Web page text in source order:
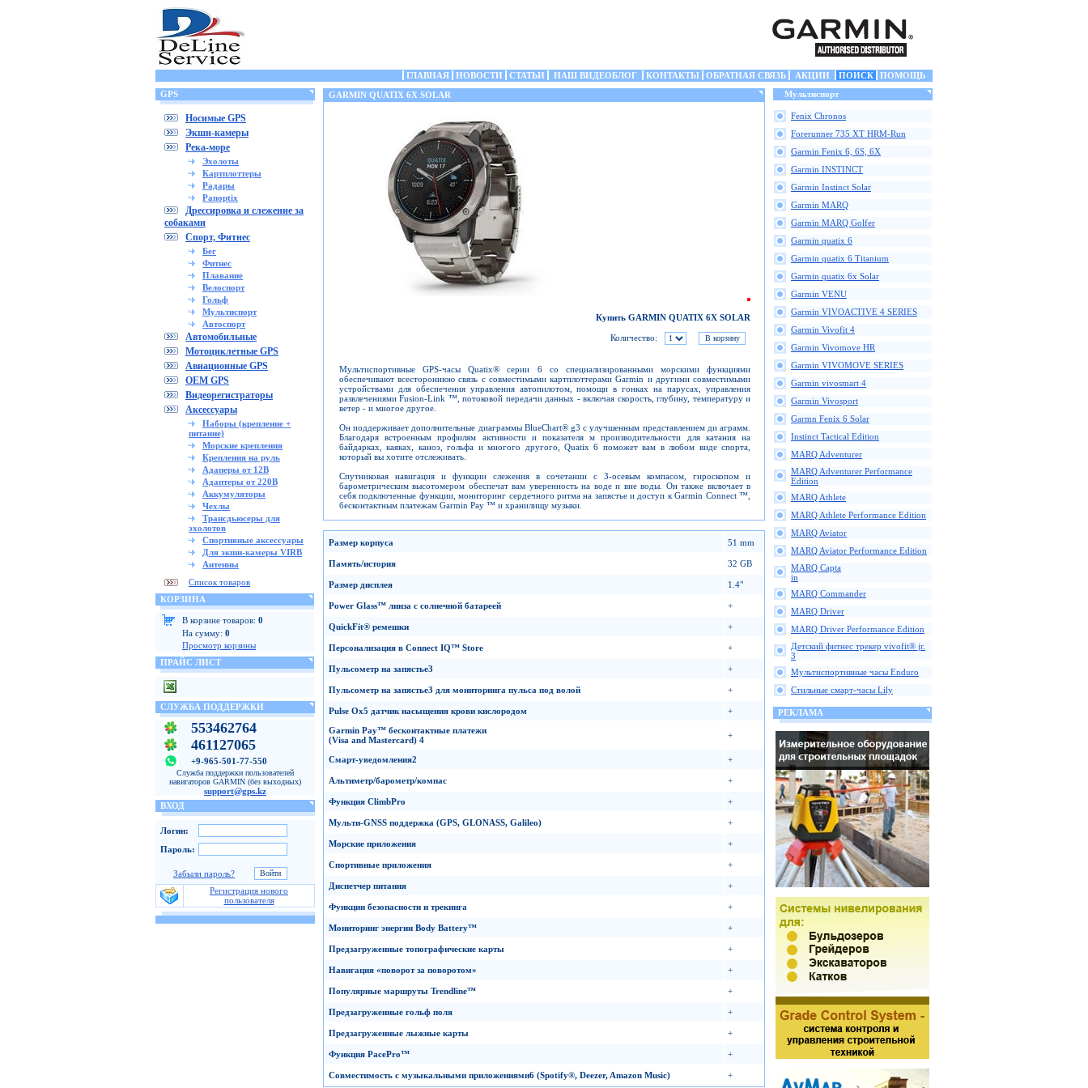
ГЛАВНАЯ НОВОСТИ СТАТЬИ НАШ ВИДЕОБЛОГ КОНТАКТЫ ОБРАТНАЯ СВЯЗЬ АКЦИИ ПОИСК
ПОМОЩЬ
GPS
Носимые GPS
Экшн-камеры
Река-море
Эхолоты
Картплоттеры
Радары
Panoptix
Дрессировка и слежение за
собаками
Спорт, Фитнес
Бег
Фитнес
Плавание
Велоспорт
Гольф
Мультиспорт
Автоспорт
Автомобильные
Мотоциклетные GPS
Авиационные GPS
OEM GPS
Видеорегистраторы
Аксессуары
Наборы (крепление +
питание)
Морские крепления
Крепления на руль
Адаперы от 12В
Адаптеры от 220В
Аккумуляторы
Чехлы
Трансдьюсеры для
эхолотов
Спортивные аксессуары
Для экшн-камеры VIRB
Антенны
Список товаров
КОРЗИНА
В корзине товаров: 0
На сумму: 0
Просмотр корзины
ПРАЙС ЛИСТ
СЛУЖБА ПОДДЕРЖКИ
553462764
461127065
+9-965-501-77-550
Служба поддержки пользователей
навигаторов GARMIN (без выходных)
support@gps.kz
ВХОД
Логин:
Пароль:
Забыли пароль?
Регистрация нового
пользователя
GARMIN QUATIX 6X SOLAR
Купить GARMIN QUATIX 6X SOLAR
Количество:
Мультиспортивные GPS-часы Quatix® серии 6 со специализированными морскими функциями
обеспечивают всестороннюю связь с совместимыми картплоттерами Garmin и другими совместимыми
устройствами для обеспечения управления автопилотом, помощи в гонках на парусах, управления
развлечениями Fusion-Link ™, потоковой передачи данных - включая скорость, глубину, температуру и
ветер - и многое другое.
Он поддерживает дополнительные диаграммы BlueChart® g3 с улучшенным представлением ди аграмм.
Благодаря встроенным профилям активности и показателя м производительности для катания на
байдарках, каяках, каноэ, гольфа и многого другого, Quatix 6 поможет вам в любом виде спорта,
который вы хотите отслеживать.
Спутниковая навигация и функции слежения в сочетании с 3-осевым компасом, гироскопом и
барометрическим высотомером обеспечат вам уверенность на воде и вне воды. Он также включает в
себя подключенные функции, мониторинг сердечного ритма на запястье и доступ к Garmin Connect ™,
бесконтактным платежам Garmin Pay ™ и хранилищу музыки.
Размер корпуса 51 mm
Память/история 32 GB
Размер дисплея 1.4"
Power Glass™ линза с солнечной батареей +
QuickFit® ремешки +
Персонализация в Connect IQ™ Store +
Пульсометр на запястье3 +
Пульсометр на запястье3 для мониторинга пульса под волой +
Pulse Ox5 датчик насыщения крови кислородом
+
Garmin Pay™ бесконтактные платежи
(Visa and Mastercard) 4 +
Смарт-уведомления2 +
Альтиметр/барометр/компас +
Функция ClimbPro +
Мульти-GNSS поддержка (GPS, GLONASS, Galileo) +
Морские приложения +
Спортивные приложения +
Диспетчер питания +
Функции безопасности и трекинга +
Мониторинг энергии Body Battery™ +
Предзагруженные топографические карты +
Навигация «поворот за поворотом» +
Популярные маршруты Trendline™ +
Предзагруженные гольф поля +
Предзагруженные лыжные карты +
Функция PacePro™ +
Совместимость с музыкальными приложениями6 (Spotify®, Deezer, Amazon Music) +
Мультиспорт
Fenix Chronos
Forerunner 735 XT HRM-Run
Garmin Fenix 6, 6S, 6X
Garmin INSTINCT
Garmin Instinct Solar
Garmin MARQ
Garmin MARQ Golfer
Garmin quatix 6
Garmin quatix 6 Titanium
Garmin quatix 6x Solar
Garmin VENU
Garmin VIVOACTIVE 4 SERIES
Garmin Vivofit 4
Garmin Vivomove HR
Garmin VIVOMOVE SERIES
Garmin vivosmart 4
Garmin Vivosport
Garmn Fenix 6 Solar
Instinct Tactical Edition
MARQ Adventurer
MARQ Adventurer Performance
Edition
MARQ Athlete
MARQ Athlete Performance Edition
MARQ Aviator
MARQ Aviator Performance Edition
MARQ Capta
in
MARQ Commander
MARQ Driver
MARQ Driver Performance Edition
Детский фитнес трекер vivofit® jr.
3
Мультиспортивные часы Enduro
Стильные смарт-часы Lily
РЕКЛАМА